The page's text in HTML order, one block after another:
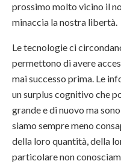
prossimo molto vicino il
minaccia la nostra libertà.
Le tecnologie ci
permettono di avere
mai successo prima. Le
un surplus cognitivo che
grande e di nuovo ma
siamo sempre meno
della loro quantità, della
particolare non